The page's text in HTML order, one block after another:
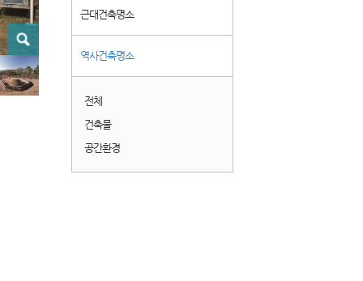
근대건축명소
역사건축명소
전체
건축물
공간환경